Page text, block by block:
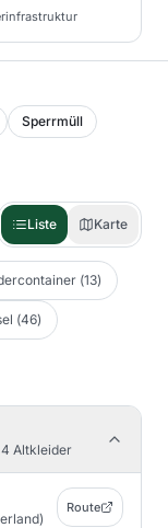
Sperrmüll
(72)
Liste Karte
(13)
(46)
4 Altkleider
Route